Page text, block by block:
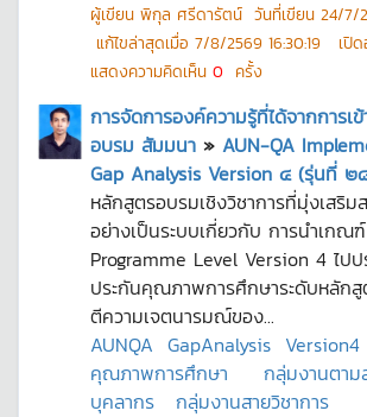
ผู้เขียน พิกุล ศรีดารัตน์ วันที่เขียน 24/7/
แก้ไขล่าสุดเมื่อ 7/8/2569 16:30:19 เปิด
แสดงความคิดเห็น 0 ครั้ง
การจัดการองค์ความรู้ที่ได้จากการเ
อบรม สัมมนา » AUN-QA
Gap Analysis Version ๔ (รุ่นที่ ๒
หลักสูตรอบรมเชิงวิชาการที่มุ่งเสริม
อย่างเป็นระบบเกี่ยวกับ การนำเกณ
Programme Level Version 4 ไปป
ประกันคุณภาพการศึกษาระดับหลักสู
ตีความเจตนารมณ์ของ...
AUNQA GapAnalysis Version4
คุณภาพการศึกษา
กลุ่มงานตาม
บุคลากร
กลุ่มงานสายวิชาการ